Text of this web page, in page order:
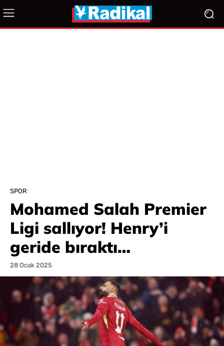
SPOR
Mohamed Salah Premier
Ligi sallıyor! Henry’i
geride bıraktı…
28 Ocak 2025